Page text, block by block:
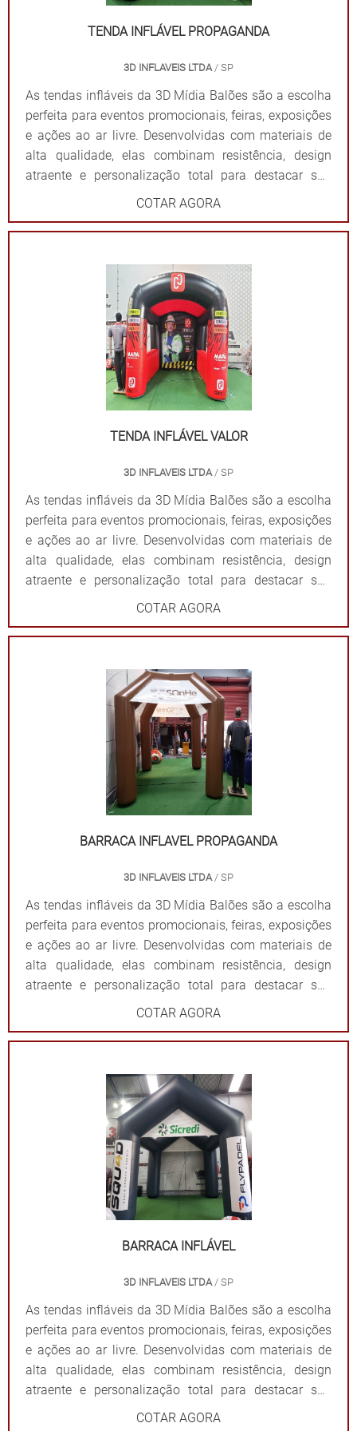
materiais resistentes para uso frequente. Impacto
visual: Garantem destaque em meio a qualquer
inesquecível com uma solução que combina
funcionalidade e impacto visual!
TENDA INFLÁVEL PROPAGANDA
3D INFLAVEIS LTDA/ SP
As tendas infláveis da 3D Mídia Balões são a escolha
perfeita para eventos promocionais, feiras, exposições
e ações ao ar livre. Desenvolvidas com materiais de
alta qualidade, elas combinam resistência, design
atraente e personalização total para destacar sua
marca de forma impactante. Cada tenda é projetada
ampla visibilidade com cores vibrantes e áreas
mensagem. Além de proteger contra sol ou chuva,
elas criam um ponto de referência visual que atrai o
público e fortalece sua presença em qualquer evento.
Por que escolher as tendas infláveis da 3D Mídia
impressões exclusivas. Praticidade: Fácil transporte,
montagem e desmontagem. Durabilidade: Feitas com
materiais resistentes para uso frequente. Impacto
visual: Garantem destaque em meio a qualquer
inesquecível com uma solução que combina
funcionalidade e impacto visual!
COTAR AGORA
TENDA INFLÁVEL VALOR
3D INFLAVEIS LTDA/ SP
As tendas infláveis da 3D Mídia Balões são a escolha
perfeita para eventos promocionais, feiras, exposições
e ações ao ar livre. Desenvolvidas com materiais de
alta qualidade, elas combinam resistência, design
atraente e personalização total para destacar sua
marca de forma impactante. Cada tenda é projetada
ampla visibilidade com cores vibrantes e áreas
mensagem. Além de proteger contra sol ou chuva,
elas criam um ponto de referência visual que atrai o
público e fortalece sua presença em qualquer evento.
Por que escolher as tendas infláveis da 3D Mídia
impressões exclusivas. Praticidade: Fácil transporte,
montagem e desmontagem. Durabilidade: Feitas com
materiais resistentes para uso frequente. Impacto
visual: Garantem destaque em meio a qualquer
inesquecível com uma solução que combina
funcionalidade e impacto visual!
COTAR AGORA
BARRACA INFLAVEL PROPAGANDA
3D INFLAVEIS LTDA/ SP
As tendas infláveis da 3D Mídia Balões são a escolha
perfeita para eventos promocionais, feiras, exposições
e ações ao ar livre. Desenvolvidas com materiais de
alta qualidade, elas combinam resistência, design
atraente e personalização total para destacar sua
marca de forma impactante. Cada tenda é projetada
ampla visibilidade com cores vibrantes e áreas
mensagem. Além de proteger contra sol ou chuva,
elas criam um ponto de referência visual que atrai o
público e fortalece sua presença em qualquer evento.
Por que escolher as tendas infláveis da 3D Mídia
impressões exclusivas. Praticidade: Fácil transporte,
montagem e desmontagem. Durabilidade: Feitas com
materiais resistentes para uso frequente. Impacto
visual: Garantem destaque em meio a qualquer
inesquecível com uma solução que combina
funcionalidade e impacto visual!
COTAR AGORA
BARRACA INFLÁVEL
3D INFLAVEIS LTDA/ SP
As tendas infláveis da 3D Mídia Balões são a escolha
perfeita para eventos promocionais, feiras, exposições
e ações ao ar livre. Desenvolvidas com materiais de
alta qualidade, elas combinam resistência, design
atraente e personalização total para destacar sua
marca de forma impactante. Cada tenda é projetada
COTAR AGORA